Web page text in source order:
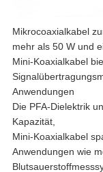
Mikrocoaxialkabel
mehr als 50 W und
Mini-Koaxialkabel
Anwendungen
Die PFA-Dielektrik
Kapazität,
Mini-Koaxialkabel
Anwendungen wie